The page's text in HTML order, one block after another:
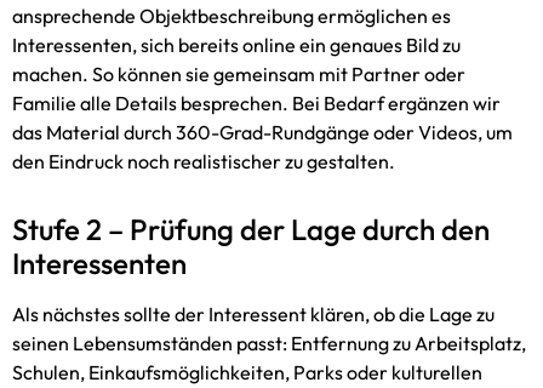
ansprechende Objektbeschreibung ermöglichen es
Interessenten, sich bereits online ein genaues Bild zu
machen. So können sie gemeinsam mit Partner oder
Familie alle Details besprechen. Bei Bedarf ergänzen wir
das Material durch 360-Grad-Rundgänge oder Videos, um
den Eindruck noch realistischer zu gestalten.
Stufe 2 – Prüfung der Lage durch den
Interessenten
Als nächstes sollte der Interessent klären, ob die Lage zu
seinen Lebensumständen passt: Entfernung zu Arbeitsplatz,
Schulen, Einkaufsmöglichkeiten, Parks oder kulturellen